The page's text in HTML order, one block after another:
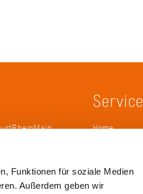
Funktionen für soziale Medien
Außerdem geben wir
Service
Home